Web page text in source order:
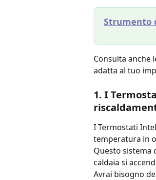
Strumento
Consulta anche
adatta al tuo
1. I
I Termostati
temperatura in
Questo sistema
caldaia si
Avrai bisogno